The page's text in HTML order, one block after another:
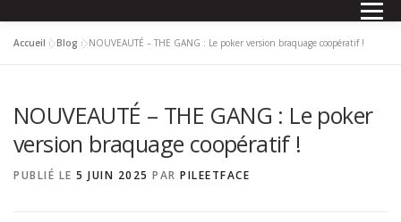
QUI SOMMES-NOUS? CONTACT BLOG
Accueil »Blog »NOUVEAUTÉ – THE GANG : Le poker version braquage coopératif !
NOUVEAUTÉ – THE GANG : Le poker
version braquage coopératif !
PUBLIÉ LE 5 JUIN 2025 PAR PILEETFACE